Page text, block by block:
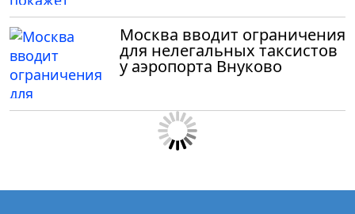
Москва вводит ограничения
для нелегальных таксистов
у аэропорта Внуково